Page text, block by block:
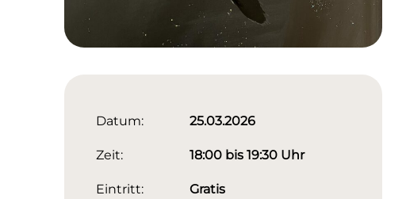
Datum: 25.03.2026
Zeit: 18:00 bis 19:30 Uhr
Eintritt: Gratis